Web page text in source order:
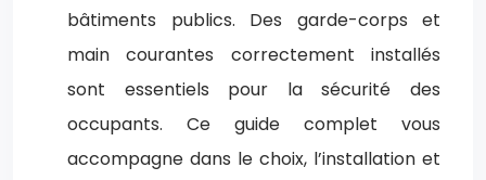
bâtiments publics. Des garde-corps et
main courantes correctement installés
sont essentiels pour la sécurité des
occupants. Ce guide complet vous
accompagne dans le choix, l’installation et